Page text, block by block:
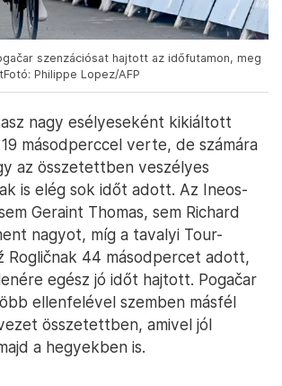
szenzációsat hajtott az időfutamon, meg
Philippe Lopez/AFP
nagy esélyeseként kikiáltott
másodperccel verte, de számára
az összetettben veszélyes
is elég sok időt adott. Az Ineos-
Geraint Thomas, sem Richard
nagyot, míg a tavalyi Tour-
Rogličnak 44 másodpercet adott,
egész jó időt hajtott. Pogačar
ellenfelével szemben másfél
összetettben, amivel jól
a hegyekben is.